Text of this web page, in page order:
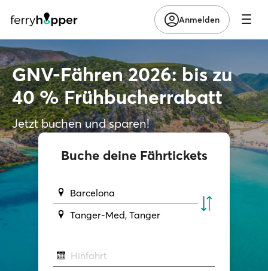
Anmelden
GNV-Fähren 2026: bis zu
40 % Frühbucherrabatt
Jetzt buchen und sparen!
Buche deine Fährtickets
Barcelona
Tanger-Med, Tanger
Hinfahrt